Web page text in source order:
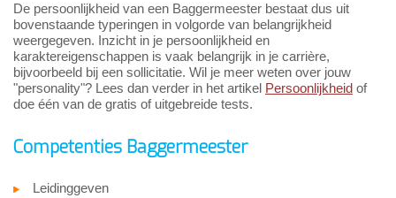
De persoonlijkheid van een Baggermeester bestaat dus uit
bovenstaande typeringen in volgorde van belangrijkheid
weergegeven. Inzicht in je persoonlijkheid en
karaktereigenschappen is vaak belangrijk in je carrière,
bijvoorbeeld bij een sollicitatie. Wil je meer weten over jouw
"personality"? Lees dan verder in het artikel Persoonlijkheid of
doe één van de gratis of uitgebreide tests.
Competenties Baggermeester
Leidinggeven